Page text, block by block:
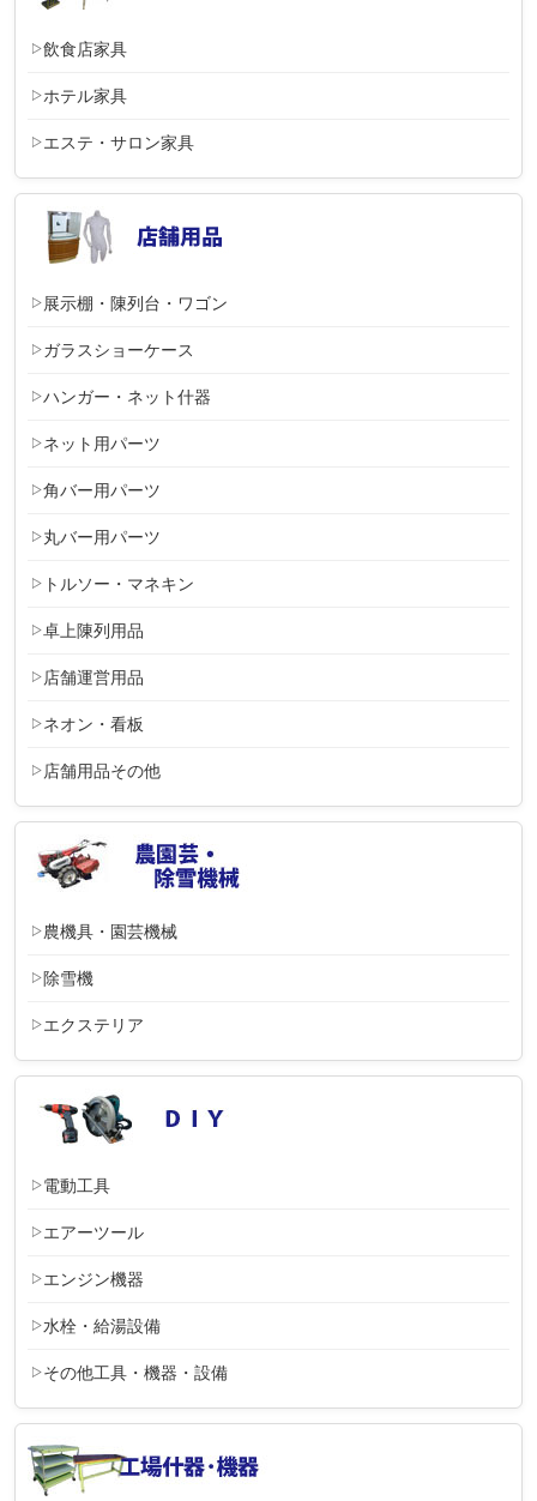
飲食店家具
ホテル家具
エステ・サロン家具
展示棚・陳列台・ワゴン
ガラスショーケース
ハンガー・ネット什器
ネット用パーツ
角バー用パーツ
丸バー用パーツ
トルソー・マネキン
卓上陳列用品
店舗運営用品
ネオン・看板
店舗用品その他
農機具・園芸機械
除雪機
エクステリア
電動工具
エアーツール
エンジン機器
水栓・給湯設備
その他工具・機器・設備